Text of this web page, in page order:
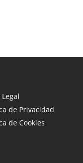
de Privacidad
de Cookies